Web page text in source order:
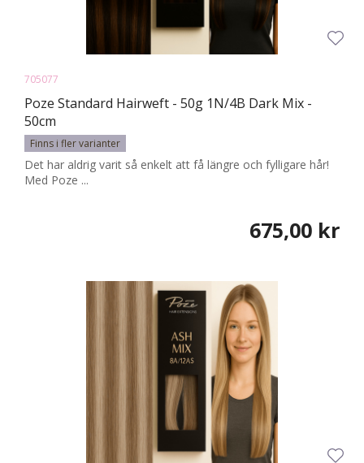
705077
Poze Standard Hairweft - 50g 1N/4B Dark Mix -
50cm
Finns i fler varianter
Det har aldrig varit så enkelt att få längre och fylligare hår!
Med Poze ...
675,00 kr